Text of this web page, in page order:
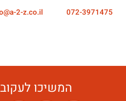
072-3971475
2-z.co.il
המשיכו